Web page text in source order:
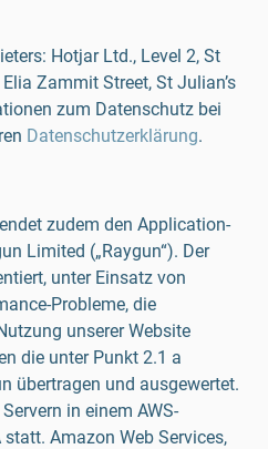
Hotjar Ltd., Level 2, St
Zammit Street, St Julian’s
zum Datenschutz bei
Datenschutzerklärung.
zudem den Application-
Limited („Raygun“). Der
unter Einsatz von
Probleme, die
unserer Website
die unter Punkt 2.1 a
übertragen und ausgewertet.
in einem AWS-
Amazon Web Services,